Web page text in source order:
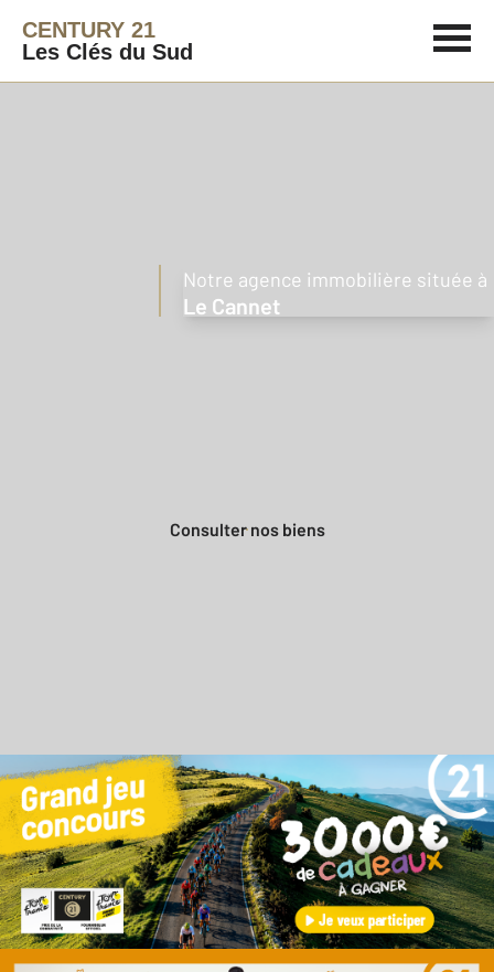
CENTURY 21
Les Clés du Sud
Notre agence immobilière située à
Le Cannet
Consulter nos biens